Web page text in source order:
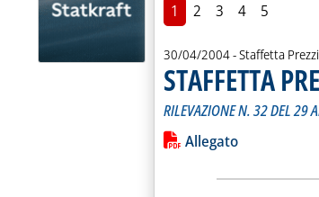
1 2 3 4 5
30/04/2004- Staffetta Prezzi
STAFFETTA
RILEVAZIONE N. 32 DEL 29
Leggi tutta la notizia:
Lista allegati PDF
Allegato